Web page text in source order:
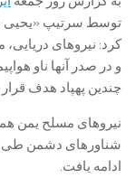
توسط سرتیپ «یحیی
کرد: نیروهای
و در صدر آنها ناو
چندین پهپاد هدف قرار
نیروهای مسلح یمن
ادامه یافت.